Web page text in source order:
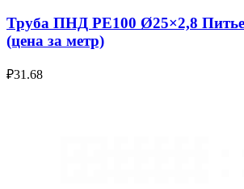
Труба ПНД РЕ100 Ø25×2,8
(цена за метр)
₽31.68